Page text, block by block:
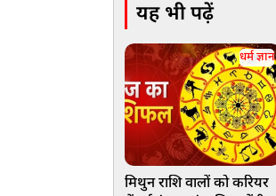
यह भी पढ़ें
धर्म ज्ञान
मिथुन राशि वालों को करियर